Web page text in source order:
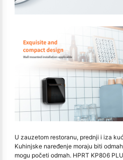
U zauzetom restoranu, prednji i iza
Kuhinjske naređenje moraju biti
mogu početi odmah. HPRT KP806